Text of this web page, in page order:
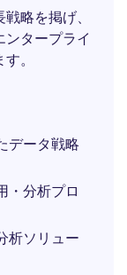
略を掲げ、
タープライ
。
データ戦略
・分析プロ
析ソリュー